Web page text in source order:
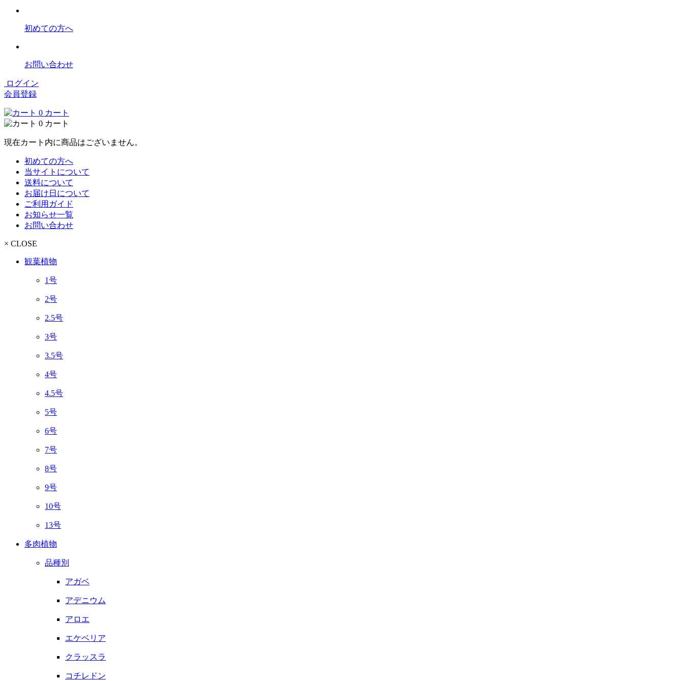
初めての方へ
お問い合わせ
ログイン
会員登録
0 カート
0 カート
現在カート内に商品はございません。
初めての方へ
当サイトについて
送料について
お届け日について
ご利用ガイド
お知らせ一覧
お問い合わせ
× CLOSE
観葉植物
1号
2号
2.5号
3号
3.5号
4号
4.5号
5号
6号
7号
8号
9号
10号
13号
多肉植物
品種別
アガベ
アデニウム
アロエ
エケベリア
クラッスラ
コチレドン